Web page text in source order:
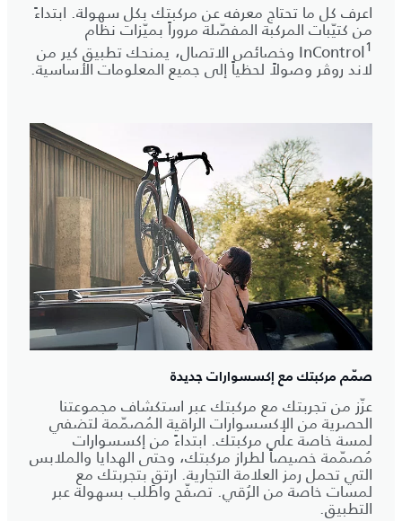
اعرف كل ما تحتاج معرفه عن مركبتك بكل سهولة. ابتداءً
من كتيّبات المركبة المفصّلة مروراً بميّزات نظام
InControl1 وخصائص الاتصال، يمنحك تطبيق كير من
لاند روڤر وصولاً لحظياً إلى جميع المعلومات الأساسية.
صمّم مركبتك مع إكسسوارات جديدة
عزّز من تجربتك مع مركبتك عبر استكشاف مجموعتنا
الحصرية من الإكسسوارات الراقية المُصمّمة لتضفي
لمسة خاصة على مركبتك. ابتداءً من إكسسوارات
مُصمّمة خصيصاً لطراز مركبتك، وحتى الهدايا والملابس
التي تحمل رمز العلامة التجارية. ارتقِ بتجربتك مع
لمسات خاصة من الرُقي. تصفّح واطلب بسهولة عبر
التطبيق.